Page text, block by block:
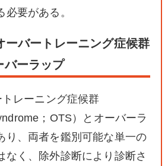
要がある。
ーバートレーニング症候群
バーラップ
レーニング症候群
；OTS）とオーバーラ
り、両者を鑑別可能な単一の
なく、除外診断により診断さ